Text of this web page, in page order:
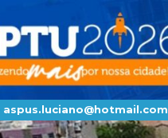
aspus.luciano@hotmail.com